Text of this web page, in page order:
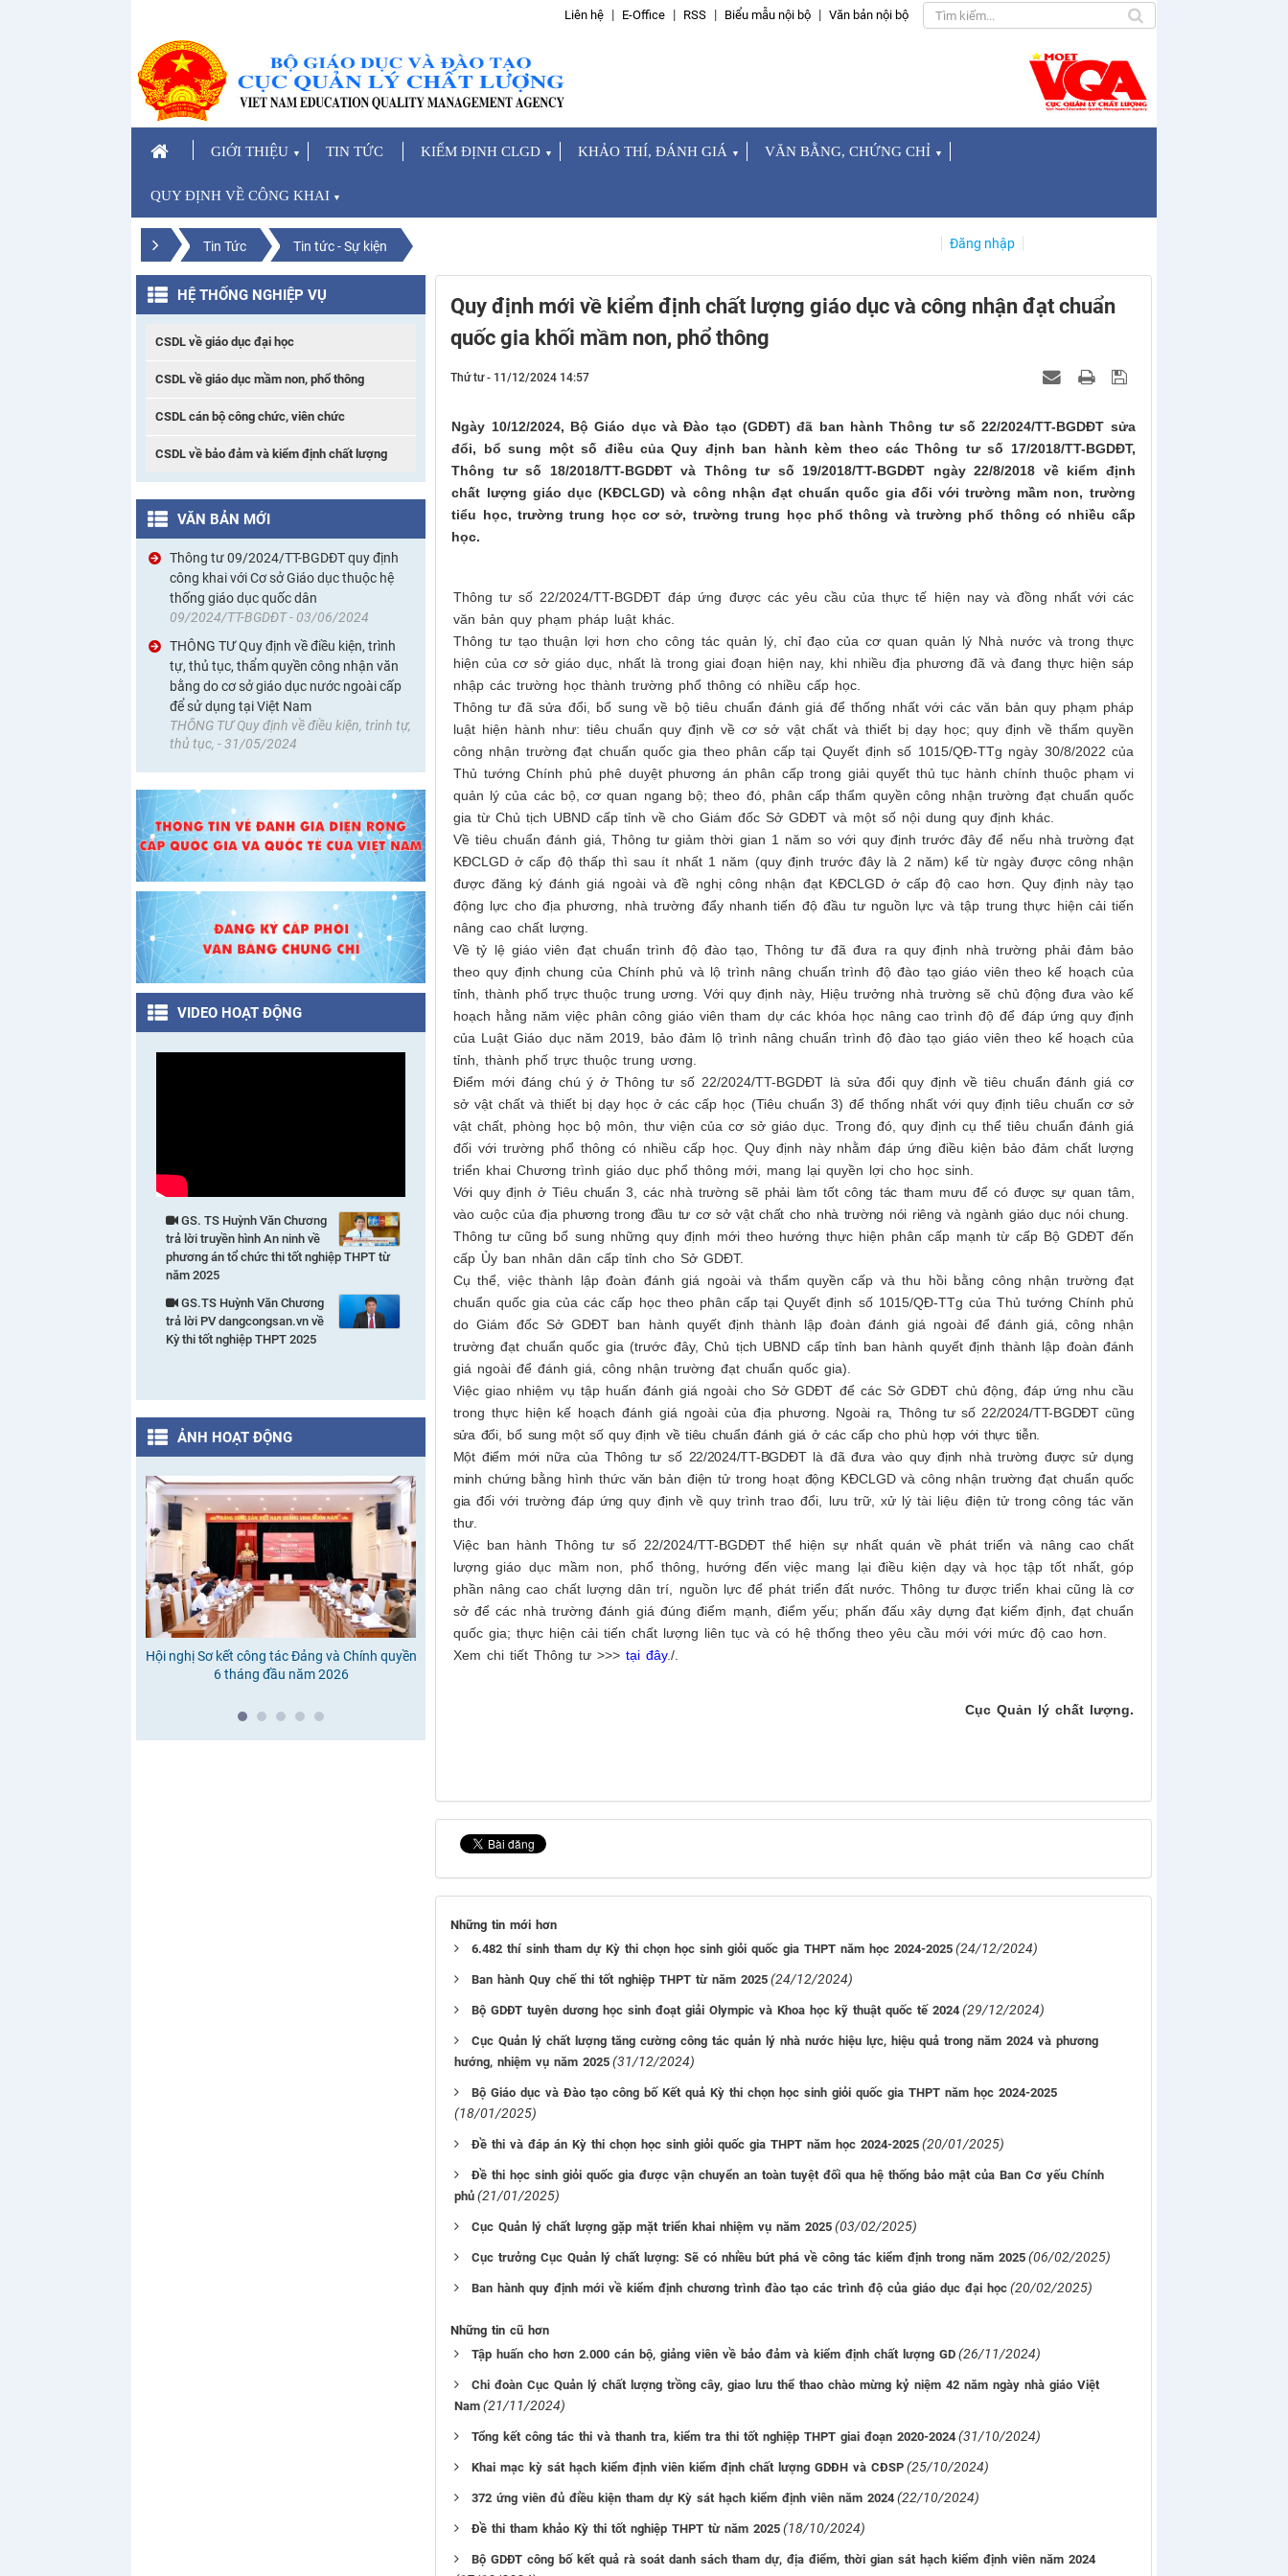
Liên hệ E-Office RSS Biểu mẫu nội bộ Văn bản nội bộ
GIỚI THIỆU ▼ TIN TỨC KIỂM ĐỊNH CLGD ▼ KHẢO THÍ, ĐÁNH GIÁ ▼ VĂN BẰNG, CHỨNG CHỈ ▼
QUY ĐỊNH VỀ CÔNG KHAI ▼
Tin Tức Tin tức - Sự kiện Đăng nhập
Quy định mới về kiểm định chất lượng giáo dục và công nhận đạt chuẩn
quốc gia khối mầm non, phổ thông
Thứ tư - 11/12/2024 14:57
Ngày 10/12/2024, Bộ Giáo dục và Đào tạo (GDĐT) đã ban hành Thông tư số 22/2024/TT-BGDĐT sửa
đổi, bổ sung một số điều của Quy định ban hành kèm theo các Thông tư số 17/2018/TT-BGDĐT,
Thông tư số 18/2018/TT-BGDĐT và Thông tư số 19/2018/TT-BGDĐT ngày 22/8/2018 về kiểm định
chất lượng giáo dục (KĐCLGD) và công nhận đạt chuẩn quốc gia đối với trường mầm non, trường
tiểu học, trường trung học cơ sở, trường trung học phổ thông và trường phổ thông có nhiều cấp
học.
Thông tư số 22/2024/TT-BGDĐT đáp ứng được các yêu cầu của thực tế hiện nay và đồng nhất với các
văn bản quy phạm pháp luật khác.
Thông tư tạothuận lợi hơn cho công tác quản lý, chỉ đạo của cơ quan quản lý Nhà nước và trong thực
hiện của cơ sở giáo dục, nhất là trong giai đoạn hiện nay, khi nhiều địa phương đã và đang thực hiện sáp
nhập các trường học thành trường phổ thông có nhiều cấp học.
Thông tư đã sửa đổi, bổ sung về bộ tiêu chuẩn đánh giá để thống nhất với các văn bản quy phạm pháp
luật hiện hành như: tiêu chuẩn quy định về cơ sở vật chất và thiết bị dạy học; quy định về thẩm quyền
công nhận trường đạt chuẩn quốc gia theo phân cấp tại Quyết định số 1015/QĐ-TTg ngày 30/8/2022 của
Thủ tướng Chính phủ phê duyệt phương án phân cấp trong giải quyết thủ tục hành chính thuộc phạm vi
quản lý của các bộ, cơ quan ngang bộ; theo đó, phân cấp thẩm quyền công nhận trường đạt chuẩn quốc
gia từ Chủ tịch UBND cấp tỉnh về cho Giám đốc Sở GDĐT và một số nội dung quy định khác.
Về tiêu chuẩn đánh giá, Thông tưgiảm thời gian 1 năm so với quy định trước đây để nếu nhà trường đạt
KĐCLGD ở cấp độ thấp thì sau ít nhất 1 năm (quy định trước đây là 2 năm) kể từ ngày được công nhận
được đăng ký đánh giá ngoài và đề nghị công nhận đạt KĐCLGD ở cấp độ cao hơn. Quy định này tạo
động lực cho địa phương, nhà trường đẩy nhanh tiến độ đầu tư nguồn lực và tập trung thực hiện cải tiến
nâng cao chất lượng.
Về tỷ lệ giáo viên đạt chuẩn trình độ đào tạo, Thông tư đã đưa ra quy định nhà trường phải đảm bảo
theo quy định chung của Chính phủ và lộ trình nâng chuẩn trình độ đào tạo giáo viên theo kế hoạch của
tỉnh, thành phố trực thuộc trung ương. Với quy định này, Hiệu trưởng nhà trường sẽ chủ động đưa vào kế
hoạch hằng năm việc phân công giáo viên tham dự các khóa học nâng cao trình độ để đáp ứng quy định
của Luật Giáo dục năm 2019, bảo đảm lộ trình nâng chuẩn trình độ đào tạo giáo viên theo kế hoạch của
tỉnh, thành phố trực thuộc trung ương.
Điểm mới đáng chú ý ở Thông tưsố 22/2024/TT-BGDĐT là sửa đổi quy định về tiêu chuẩn đánh giá cơ
sở vật chất và thiết bị dạy học ở các cấp học (Tiêu chuẩn 3) để thống nhất với quy định tiêu chuẩn cơ sở
vật chất, phòng học bộ môn, thư viện của cơ sở giáo dục. Trong đó, quy định cụ thể tiêu chuẩn đánh giá
đối với trường phổ thông có nhiều cấp học. Quy định này nhằm đáp ứng điều kiện bảo đảm chất lượng
triển khai Chương trình giáo dục phổ thông mới, mang lại quyền lợi cho học sinh.
Với quy định ở Tiêu chuẩn 3, các nhà trường sẽ phải làm tốt công tác tham mưu để có được sự quan tâm,
vào cuộc của địa phương trong đầu tư cơ sở vật chất cho nhà trường nói riêng và ngành giáo dục nói chung.
Thông tư cũng bổ sung những quy định mớitheo hướng thực hiện phân cấp mạnhtừ cấp Bộ GDĐT đến
cấp Ủy ban nhân dân cấp tỉnh cho Sở GDĐT.
Cụ thể, việc thành lập đoàn đánh giá ngoài và thẩm quyền cấp và thu hồi bằng công nhận trường đạt
chuẩn quốc gia của các cấp học theo phân cấp tại Quyết định số 1015/QĐ-TTg của Thủ tướng Chính phủ
do Giám đốc Sở GDĐT ban hành quyết định thành lập đoàn đánh giá ngoài để đánh giá, công nhận
trường đạt chuẩn quốc gia (trước đây, Chủ tịch UBND cấp tỉnh ban hành quyết định thành lập đoàn đánh
giá ngoài để đánh giá, công nhận trường đạt chuẩn quốc gia).
Việc giao nhiệm vụ tập huấn đánh giá ngoài cho Sở GDĐT để các Sở GDĐT chủ động, đáp ứng nhu cầu
trong thực hiện kế hoạch đánh giá ngoài của địa phương. Ngoài ra, Thông tư số 22/2024/TT-BGDĐT cũng
sửa đổi, bổ sung một số quy định về tiêu chuẩn đánh giá ở các cấp cho phù hợp với thực tiễn.
Một điểm mới nữa của Thông tư số 22/2024/TT-BGDĐT là đã đưa vào quy định nhà trường được sử dụng
minh chứng bằng hình thức văn bản điện tửtrong hoạt động KĐCLGDvà công nhận trường đạt chuẩn quốc
gia đối với trường đáp ứngquy định về quy trình trao đổi, lưu trữ, xử lý tài liệu điện tử trong công tác văn
thư.
Việc ban hành Thông tư số 22/2024/TT-BGDĐT thể hiện sự nhất quán về phát triển và nâng cao chất
lượng giáo dục mầm non, phổ thông, hướng đến việc mang lại điều kiện dạy và học tập tốt nhất, góp
phần nâng cao chất lượng dân trí, nguồn lực để phát triển đất nước. Thông tư được triển khai cũng là cơ
sở để các nhà trường đánh giá đúng điểm mạnh, điểm yếu; phấn đấu xây dựng đạt kiểm định, đạt chuẩn
quốc gia; thực hiện cải tiến chất lượng liên tục và có hệ thống theo yêu cầu mới với mức độ cao hơn.
Xem chi tiết Thông tư >>> tại đây./.
Cục Quản lý chất lượng.
Những tin mới hơn
6.482 thí sinh tham dự Kỳ thi chọn học sinh giỏi quốc gia THPT năm học 2024-2025 (24/12/2024)
Ban hành Quy chế thi tốt nghiệp THPT từ năm 2025 (24/12/2024)
Bộ GDĐT tuyên dương học sinh đoạt giải Olympic và Khoa học kỹ thuật quốc tế 2024 (29/12/2024)
Cục Quản lý chất lượng tăng cường công tác quản lý nhà nước hiệu lực, hiệu quả trong năm 2024 và phương
hướng, nhiệm vụ năm 2025 (31/12/2024)
Bộ Giáo dục và Đào tạo công bố Kết quả Kỳ thi chọn học sinh giỏi quốc gia THPT năm học 2024-2025
(18/01/2025)
Đề thi và đáp án Kỳ thi chọn học sinh giỏi quốc gia THPT năm học 2024-2025 (20/01/2025)
Đề thi học sinh giỏi quốc gia được vận chuyển an toàn tuyệt đối qua hệ thống bảo mật của Ban Cơ yếu Chính
phủ (21/01/2025)
Cục Quản lý chất lượng gặp mặt triển khai nhiệm vụ năm 2025 (03/02/2025)
Cục trưởng Cục Quản lý chất lượng: Sẽ có nhiều bứt phá về công tác kiểm định trong năm 2025 (06/02/2025)
Ban hành quy định mới về kiểm định chương trình đào tạo các trình độ của giáo dục đại học (20/02/2025)
Những tin cũ hơn
Tập huấn cho hơn 2.000 cán bộ, giảng viên về bảo đảm và kiểm định chất lượng GD (26/11/2024)
Chi đoàn Cục Quản lý chất lượng trồng cây, giao lưu thể thao chào mừng kỷ niệm 42 năm ngày nhà giáo Việt
Nam (21/11/2024)
Tổng kết công tác thi và thanh tra, kiểm tra thi tốt nghiệp THPT giai đoạn 2020-2024 (31/10/2024)
Khai mạc kỳ sát hạch kiểm định viên kiểm định chất lượng GDĐH và CĐSP (25/10/2024)
372 ứng viên đủ điều kiện tham dự Kỳ sát hạch kiểm định viên năm 2024 (22/10/2024)
Đề thi tham khảo Kỳ thi tốt nghiệp THPT từ năm 2025 (18/10/2024)
Bộ GDĐT công bố kết quả rà soát danh sách tham dự, địa điểm, thời gian sát hạch kiểm định viên năm 2024
HỆ THỐNG NGHIỆP VỤ
CSDL về giáo dục đại học
CSDL về giáo dục mầm non, phổ thông
CSDL cán bộ công chức, viên chức
CSDL về bảo đảm và kiểm định chất lượng
VĂN BẢN MỚI
Thông tư 09/2024/TT-BGDĐT quy định
công khai với Cơ sở Giáo dục thuộc hệ
thống giáo dục quốc dân
09/2024/TT-BGDĐT - 03/06/2024
THÔNG TƯ Quy định về điều kiện, trình
tự, thủ tục, thẩm quyền công nhận văn
bằng do cơ sở giáo dục nước ngoài cấp
để sử dụng tại Việt Nam
THÔNG TƯ Quy định về điều kiện, trình tự,
thủ tục, - 31/05/2024
VIDEO HOẠT ĐỘNG
GS. TS Huỳnh Văn Chương
trả lời truyền hình An ninh về
phương án tổ chức thi tốt nghiệp THPT từ
năm 2025
GS.TS Huỳnh Văn Chương
trả lời PV dangcongsan.vn về
Kỳ thi tốt nghiệp THPT 2025
ẢNH HOẠT ĐỘNG
Hội nghị Sơ kết công tác Đảng và Chính quyền
6 tháng đầu năm 2026
Hoạt động dâng hương ý nghĩa của Cán bộ